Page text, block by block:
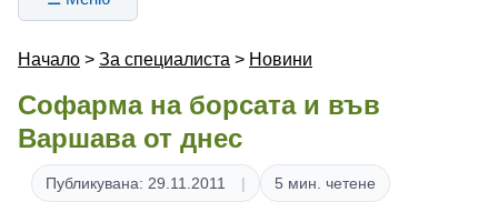
Начало > За специалиста > Новини
Софарма на борсата и във
Варшава от днес
Публикувана: 29.11.2011
5 мин. четене